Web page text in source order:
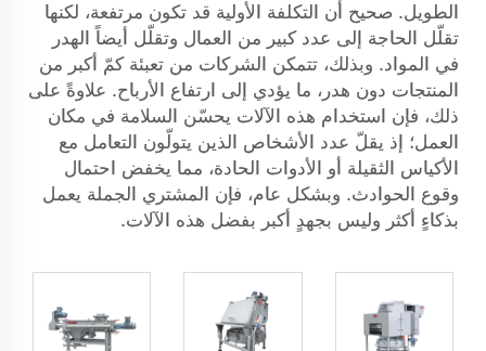
الطويل. صحيح أن التكلفة الأولية قد تكون مرتفعة، لكنها
تقلّل الحاجة إلى عدد كبير من العمال وتقلّل أيضاً الهدر
في المواد. وبذلك، تتمكن الشركات من تعبئة كمّ أكبر من
المنتجات دون هدر، ما يؤدي إلى ارتفاع الأرباح. علاوةً على
ذلك، فإن استخدام هذه الآلات يحسّن السلامة في مكان
العمل؛ إذ يقلّ عدد الأشخاص الذين يتولّون التعامل مع
الأكياس الثقيلة أو الأدوات الحادة، مما يخفض احتمال
وقوع الحوادث. وبشكل عام، فإن المشتري الجملة يعمل
بذكاءٍ أكثر وليس بجهدٍ أكبر بفضل هذه الآلات.